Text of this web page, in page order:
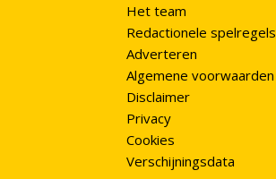
Het team
Redactionele spelregels
Adverteren
Algemene voorwaarden
Disclaimer
Privacy
Cookies
Verschijningsdata